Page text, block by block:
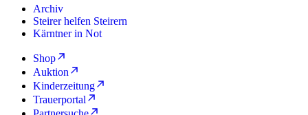
Archiv
Steirer helfen Steirern
Kärntner in Not
Shop
Auktion
Kinderzeitung
Trauerportal